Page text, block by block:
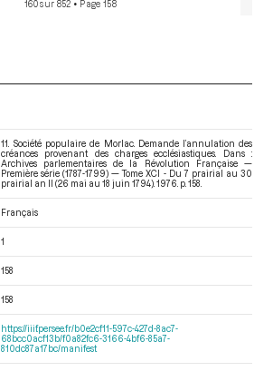
160 sur 852 • Page 158
11. Société populaire de Morlac. Demande l’annulation des
créances provenant des charges ecclésiastiques. Dans :
Archives parlementaires de la Révolution Française —
Première série (1787-1799) — Tome XCI - Du 7 prairial au 30
prairial an II (26 mai au 18 juin 1794) . 1976. p. 158.
Français
1
158
158
https://iiif.persee.fr/b0e2cf11-597c-427d-8ac7-
68bcc0acf13b/f0a82fc6-3166-4bf6-85a7-
810dc87a17bc/manifest